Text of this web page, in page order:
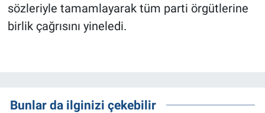
sözleriyle tamamlayarak tüm parti örgütlerine
birlik çağrısını yineledi.
Bunlar da ilginizi çekebilir